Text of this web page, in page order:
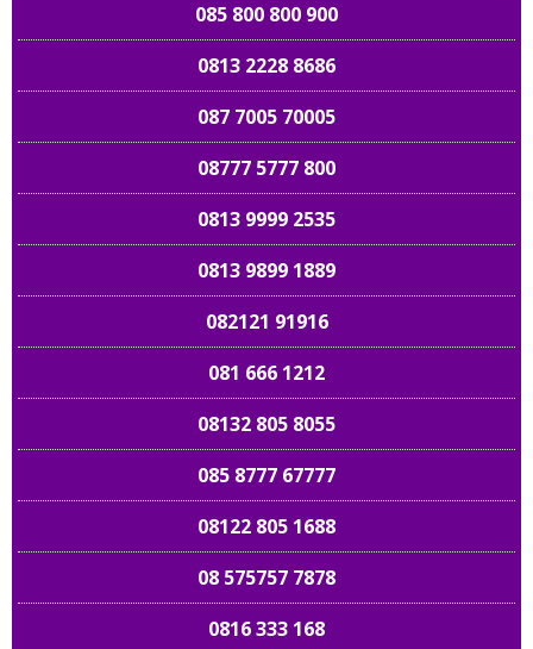
085 800 800 900
0813 2228 8686
087 7005 70005
08777 5777 800
0813 9999 2535
0813 9899 1889
082121 91916
081 666 1212
08132 805 8055
085 8777 67777
08122 805 1688
08 575757 7878
0816 333 168